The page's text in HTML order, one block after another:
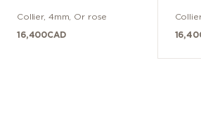
Collier, 4mm Or rose
16,400CAD
Collier